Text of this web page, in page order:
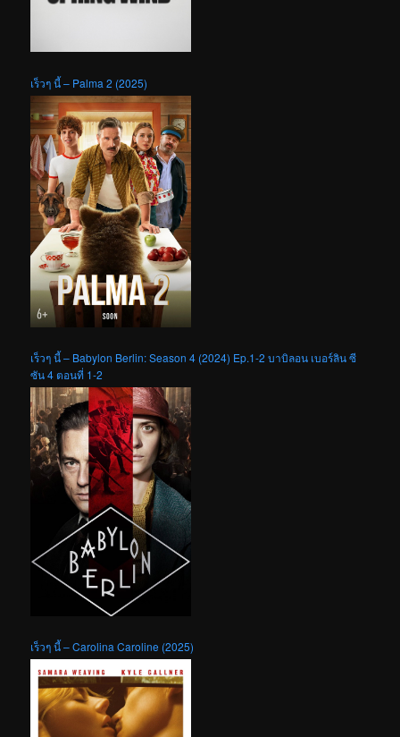
เร็วๆ นี้ – Palma 2 (2025)
เร็วๆ นี้ – Babylon Berlin: Season 4 (2024) Ep.1-2 บาบิลอน เบอร์ลิน ซี
ซัน 4 ตอนที่ 1-2
เร็วๆ นี้ – Carolina Caroline (2025)